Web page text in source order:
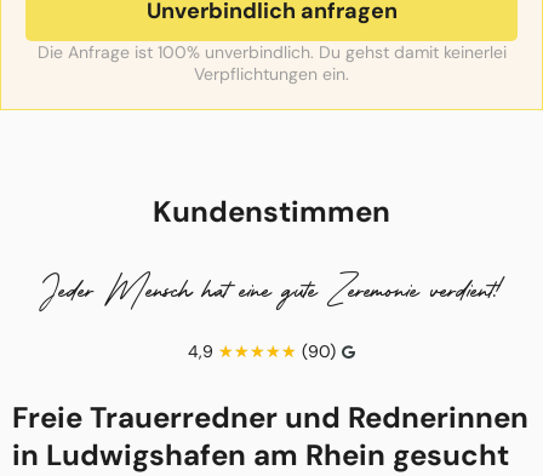
Die Anfrage ist 100% unverbindlich. Du gehst damit keinerlei
Verpflichtungen ein.
Kundenstimmen
Jeder Mensch hat eine gute Zeremonie verdient!
4,9 (90)
Freie Trauerredner und Rednerinnen
in Ludwigshafen am Rhein gesucht